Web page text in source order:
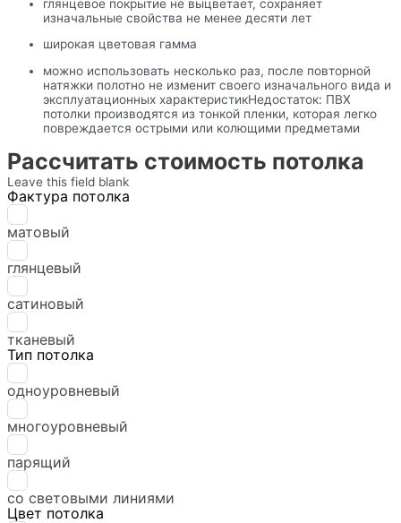
глянцевое покрытие не выцветает, сохраняет
изначальные свойства не менее десяти лет
широкая цветовая гамма
можно использовать несколько раз, после повторной
натяжки полотно не изменит своего изначального вида и
эксплуатационных характеристикНедостаток: ПВХ
потолки производятся из тонкой пленки, которая легко
повреждается острыми или колющими предметами
Рассчитать стоимость потолка
Leave this field blank
Фактура потолка
матовый
глянцевый
сатиновый
тканевый
Тип потолка
одноуровневый
многоуровневый
парящий
со световыми линиями
Цвет потолка